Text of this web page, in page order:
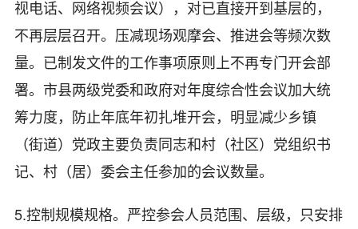
视电话、网络视频会议），对已直接开到基层的，
不再层层召开。压减现场观摩会、推进会等频次数
量。已制发文件的工作事项原则上不再专门开会部
署。市县两级党委和政府对年度综合性会议加大统
筹力度，防止年底年初扎堆开会，明显减少乡镇
（街道）党政主要负责同志和村（社区）党组织书
记、村（居）委会主任参加的会议数量。
5.控制规模规格。严控参会人员范围、层级，只安排